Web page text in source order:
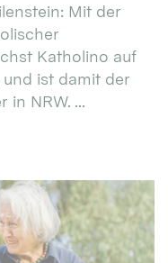
Mit der
Katholino auf
ist damit der
in NRW. ...